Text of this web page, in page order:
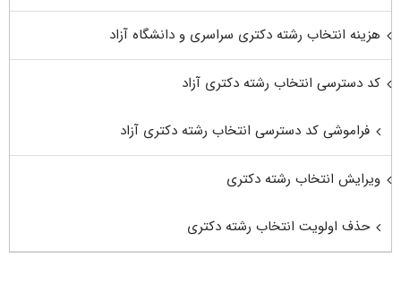
هزینه انتخاب رشته دکتری سراسری و دانشگاه آزاد
کد دسترسی انتخاب رشته دکتری آزاد
فراموشی کد دسترسی انتخاب رشته دکتری آزاد
ویرایش انتخاب رشته دکتری
حذف اولویت انتخاب رشته دکتری